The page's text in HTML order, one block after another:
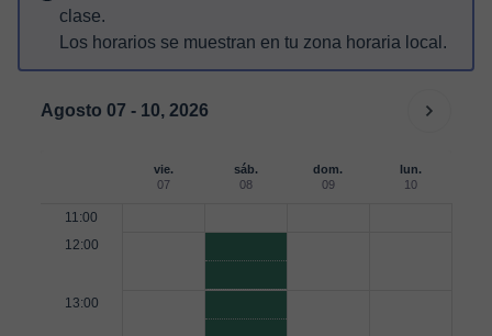
clase.
Los horarios se muestran en tu zona horaria local.
Agosto 07 - 10, 2026
vie.
07
sáb.
08
dom.
09
lun.
10
11:00
12:00
13:00